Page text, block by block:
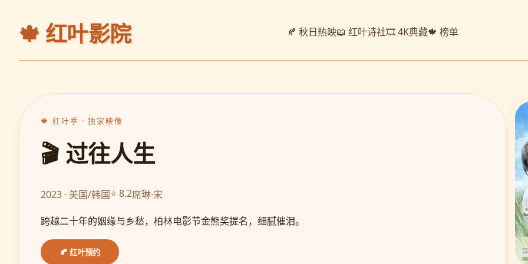
🍁 红叶影院 🍂 秋日热映📖 红叶诗社🎞️ 4K典藏🍁 榜单
🍁 红叶季 · 独家映像
🎬 过往人生
2023 · 美国/韩国⭐ 8.2席琳·宋
跨越二十年的姻缘与乡愁，柏林电影节金熊奖提名，细腻催泪。
🍂 红叶预约